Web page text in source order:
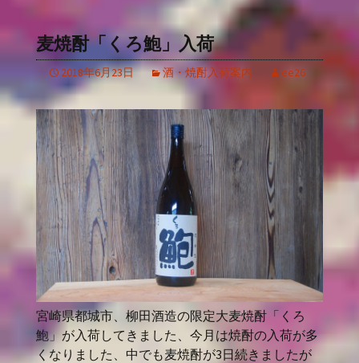
麦焼酎「くろ鮑」入荷
2018年6月23日 酒・焼酎入荷案内 ee26
宮崎県都城市、柳田酒造の限定大麦焼酎「くろ
鮑」が入荷してきました、今月は焼酎の入荷が多
くなりました、中でも麦焼酎が3日続きましたが